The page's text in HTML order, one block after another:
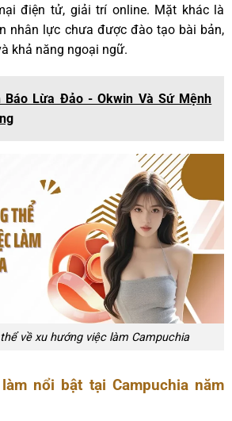
điện tử, giải trí online. Mặt khác là
nhân lực chưa được đào tạo bài bản,
khả năng ngoại ngữ.
Báo Lừa Đảo - Okwin Và Sứ Mệnh
về xu hướng việc làm Campuchia
nổi bật tại Campuchia năm